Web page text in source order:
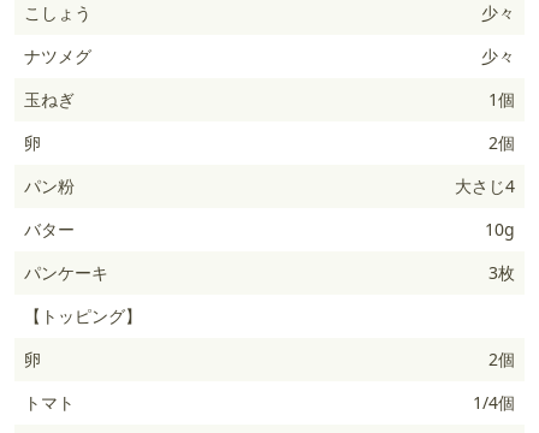
こしょう
少々
ナツメグ
少々
玉ねぎ
1個
卵
2個
パン粉
大さじ4
バター
10g
パンケーキ
3枚
【トッピング】
卵
2個
トマト
1/4個